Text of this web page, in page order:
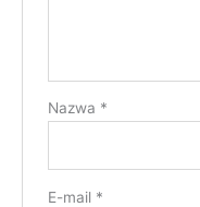
Nazwa *
E-mail *